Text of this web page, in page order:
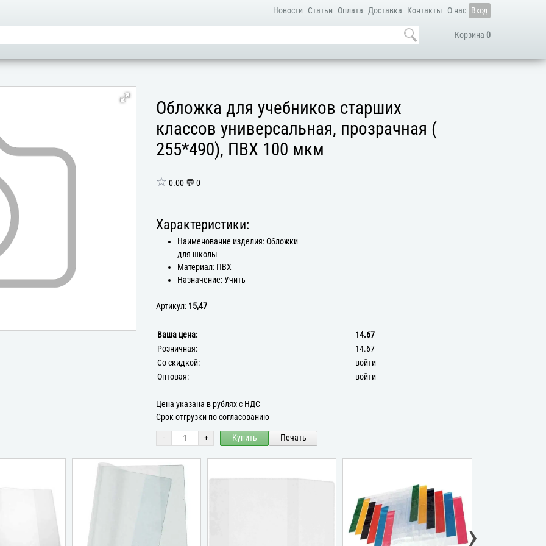
Новости Статьи Оплата Доставка Контакты О нас Вход
Корзина 0
Обложка для учебников старших
классов универсальная, прозрачная (
255*490), ПВХ 100 мкм
☆ 0.00 💬 0
Характеристики:
Наименование изделия: Обложки
для школы
Материал: ПВХ
Назначение: Учить
Артикул: 15,47
Ваша цена:
14.67
Розничная:
14.67
Со скидкой:
войти
Оптовая:
войти
Цена указана в рублях с НДС
Срок отгрузки по согласованию
- + Купить Печать
›